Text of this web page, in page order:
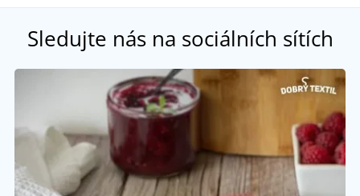
Sledujte nás na sociálních sítích